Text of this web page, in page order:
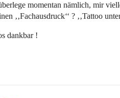
momentan nämlich, mir
‚‚Fachausdruck‘‘ ? ‚‚Tattoo
dankbar !